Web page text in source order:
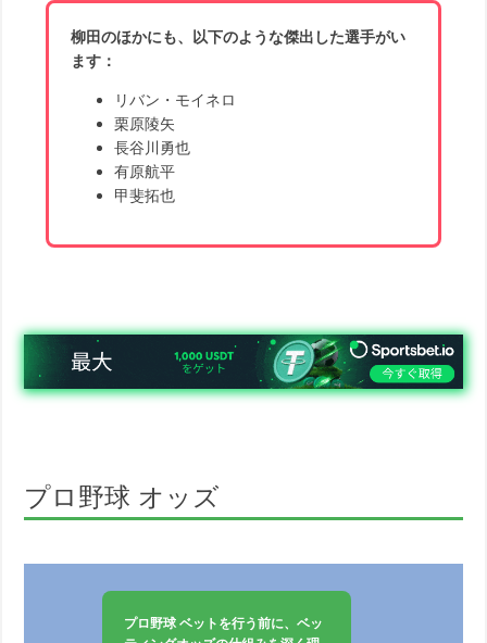
柳田のほかにも、以下のような傑出した選手がい
ます：
リバン・モイネロ
栗原陵矢
長谷川勇也
有原航平
甲斐拓也
プロ野球 オッズ
プロ野球 ベットを行う前に、ベッ